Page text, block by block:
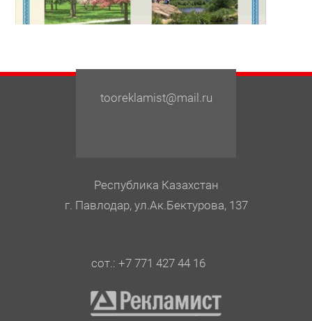
tooreklamist@mail.ru
Республика Казахстан
г. Павлодар, ул.Ак.Бектурова, 137
сот.: +7 771 427 44 16